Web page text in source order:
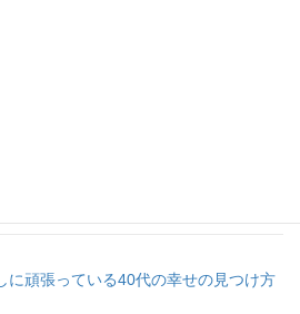
に頑張っている40代の幸せの見つけ方